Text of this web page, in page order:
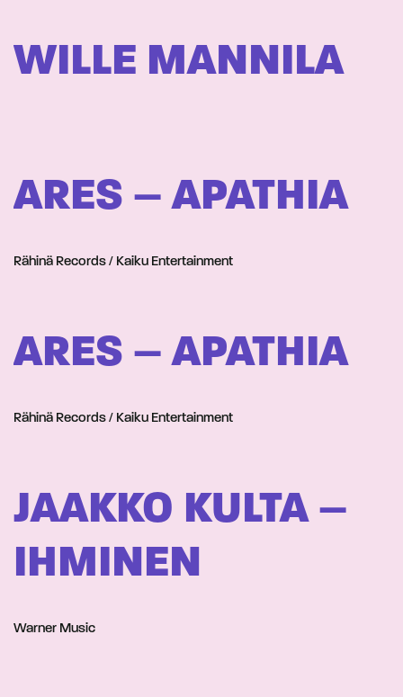
WILLE MANNILA
ARES – APATHIA
Rähinä Records / Kaiku Entertainment
ARES – APATHIA
Rähinä Records / Kaiku Entertainment
JAAKKO KULTA –
IHMINEN
Warner Music